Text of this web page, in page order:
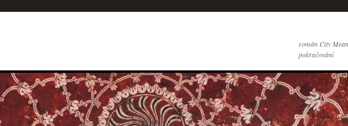
román City
pokračování